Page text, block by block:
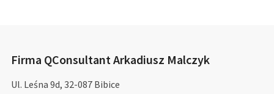
Firma QConsultant Arkadiusz Malczyk
Ul. Leśna 9d, 32-087 Bibice